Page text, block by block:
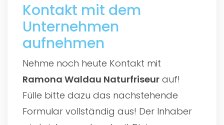
Kontakt mit dem
Unternehmen
aufnehmen
Nehme noch heute Kontakt mit
Ramona Waldau Naturfriseur auf!
Fülle bitte dazu das nachstehende
Formular vollständig aus! Der Inhaber